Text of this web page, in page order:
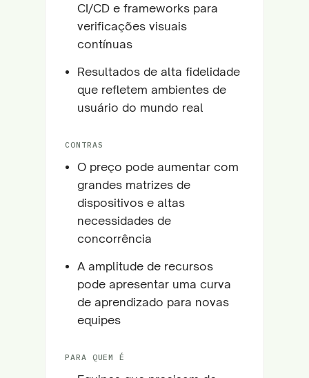
CI/CD e frameworks para
verificações visuais
contínuas
Resultados de alta fidelidade
que refletem ambientes de
usuário do mundo real
CONTRAS
O preço pode aumentar com
grandes matrizes de
dispositivos e altas
necessidades de
concorrência
A amplitude de recursos
pode apresentar uma curva
de aprendizado para novas
equipes
PARA QUEM É